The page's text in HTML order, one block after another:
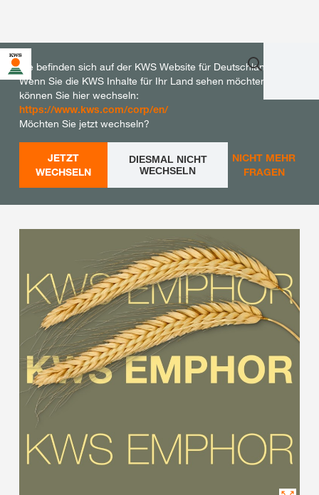
Sie befinden sich auf der KWS Website für Deutschland.
Wenn Sie die KWS Inhalte für Ihr Land sehen möchten,
können Sie hier wechseln:
https://www.kws.com/corp/en/
Möchten Sie jetzt wechseln?
JETZT
WECHSELN
DIESMAL NICHT
WECHSELN
NICHT MEHR
FRAGEN